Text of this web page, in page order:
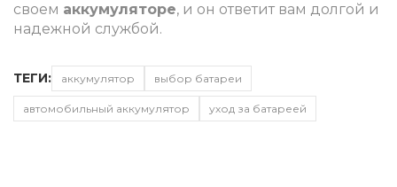
своем аккумуляторе, и он ответит вам долгой и
надежной службой.
ТЕГИ: аккумулятор выбор батареи
автомобильный аккумулятор уход за батареей